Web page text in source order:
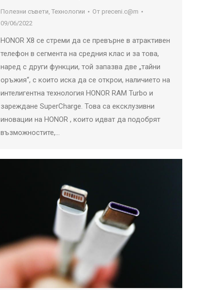
Полезни съвети, Технологии От preceni.c@m
09/06/2022
HONOR X8 се стреми да се превърне в атрактивен
телефон в сегмента на средния клас и за това,
наред с други функции, той запазва две „тайни
оръжия“, с които иска да се открои, наличието на
интелигентна технология HONOR RAM Turbo и
зареждане SuperCharge. Това са ексклузивни
иновации на HONOR , които идват да подобрят
възможностите,…